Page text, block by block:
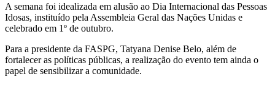
A semana foi idealizada em alusão ao Dia Internacional das Pessoas
Idosas, instituído pela Assembleia Geral das Nações Unidas e
celebrado em 1º de outubro.
Para a presidente da FASPG, Tatyana Denise Belo, além de
fortalecer as políticas públicas, a realização do evento tem ainda o
papel de sensibilizar a comunidade.